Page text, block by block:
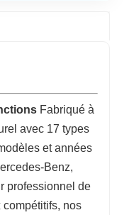
Fabriqué à
avec 17 types
et années
Benz,
professionnel de
nos